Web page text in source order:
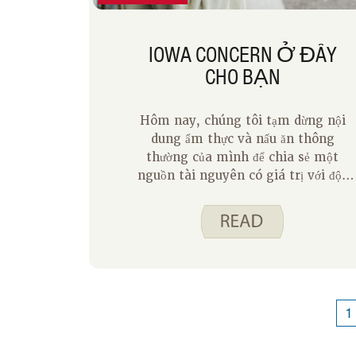
IOWA CONCERN Ở ĐÂY
CHO BẠN
Hôm nay, chúng tôi tạm dừng nội
dung ẩm thực và nấu ăn thông
thường của mình để chia sẻ một
nguồn tài nguyên có giá trị với độc
đều có những ngày căng thẳng cảm
thấy như nó đang đè nặng chúng ta.
đỡ để quản lý tất cả. Đây là lý do tại
1